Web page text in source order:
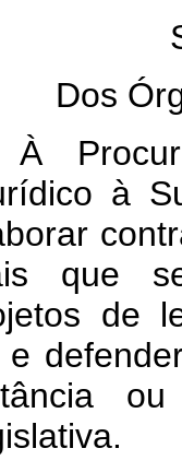
Dos
à
que
de